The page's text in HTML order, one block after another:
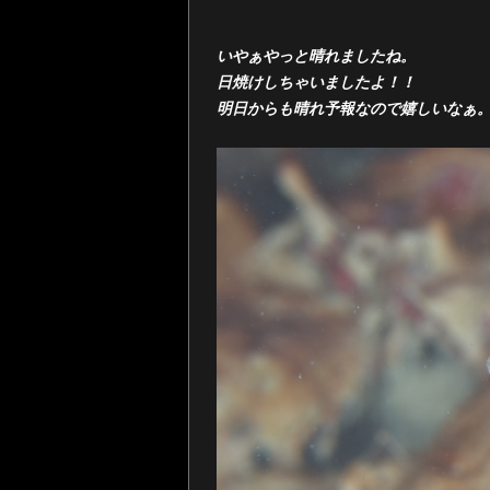
いやぁやっと晴れましたね。
日焼けしちゃいましたよ！！
明日からも晴れ予報なので嬉しいなぁ